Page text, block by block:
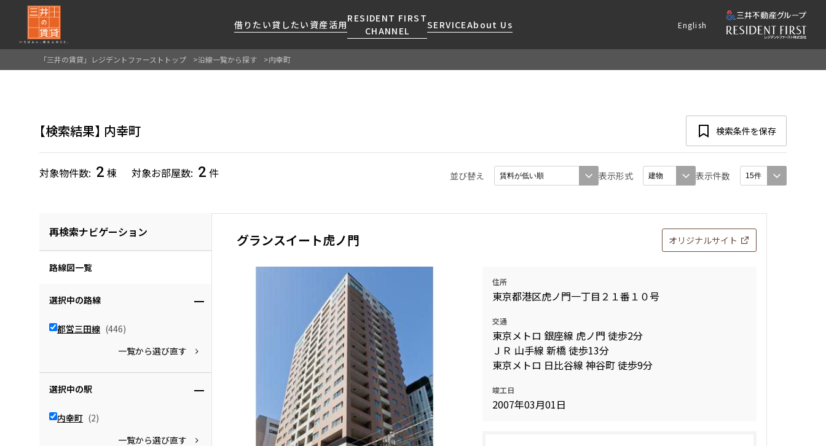
借りたい貸したい 資産活用
RESIDENT FIRST
CHANNEL
SERVICEAbout Us
ご提供するサービスをご紹介します
くご提案します
新着情報から探す
ニュースから探す
新着募集情報
当社限定(港区・渋谷区)
コンシェルジュ付き
ブランドマンション
最適なプランをご提案します
ご相談も承ります
各種サービスをご紹介します
よくあるご質問
社宅紹介
事業部取り扱い物件入居申
English
「三井の賃貸」レジデントファーストトップ 沿線一覧から探す 内幸町
検索結果 内幸町 検索条件を保存
対象物件数 2 棟 対象お部屋数 2 件 並び替え 表示形式 表示件数
再検索ナビゲーション
路線図一覧
選択中の路線
都営三田線 (446)
一覧から選び直す
選択中の駅
内幸町 (2)
一覧から選び直す
グランスイート虎ノ門 オリジナルサイト
住所
東京都港区虎ノ門一丁目２１番１０号
交通
東京メトロ 銀座線 虎ノ門 徒歩2分
ＪＲ 山手線 新橋 徒歩13分
東京メトロ 日比谷線 神谷町 徒歩9分
竣工日
2007年03月01日